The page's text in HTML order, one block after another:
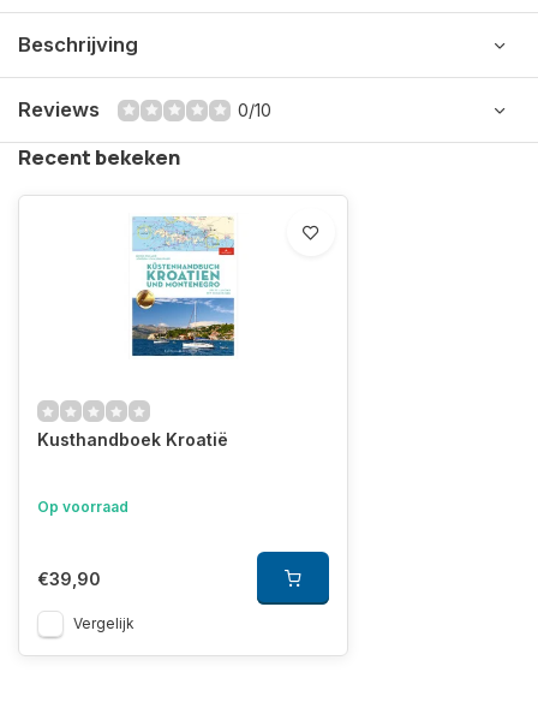
Beschrijving
Reviews 0/10
Recent bekeken
Kusthandboek Kroatië
Op voorraad
€39,90
Vergelijk